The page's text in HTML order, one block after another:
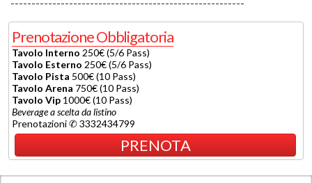
Prenotazione Obbligatoria
Tavolo Interno 250€ (5/6 Pass)
Tavolo Esterno 250€ (5/6 Pass)
Tavolo Pista 500€ (10 Pass)
Tavolo Arena 750€ (10 Pass)
Tavolo Vip 1000€ (10 Pass)
Beverage a scelta da listino
Prenotazioni ✆ 3332434799
PRENOTA